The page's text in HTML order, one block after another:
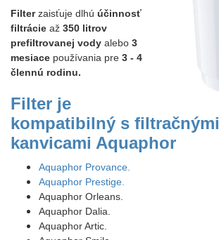
Filterzaisťuje dlhú účinnosť
filtrácie až 350 litrov
prefiltrovanej vody alebo 3
mesiace používania pre 3 - 4
člennú rodinu.
Filter je
kompatibilný s filtračnými
kanvicami Aquaphor
Aquaphor Provance.
Aquaphor Prestige.
Aquaphor Orleans.
Aquaphor Dalia.
Aquaphor Artic.